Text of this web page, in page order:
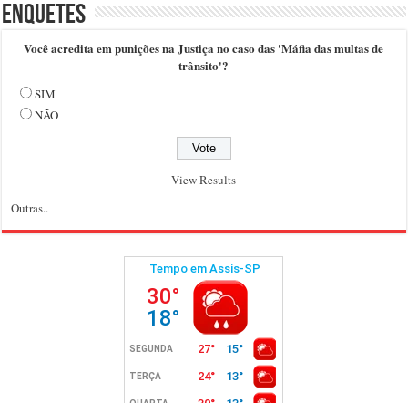
Enquetes
Você acredita em punições na Justiça no caso das 'Máfia das multas de
trânsito'?
SIM
NÃO
View Results
Outras..